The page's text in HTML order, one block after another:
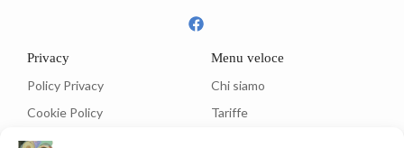
Privacy
Policy Privacy
Cookie Policy
Menu veloce
Chi siamo
Tariffe